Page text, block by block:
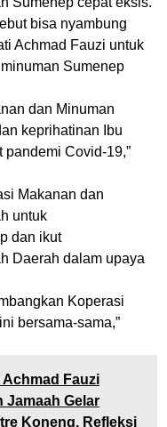
bisa nyambung
Achmad Fauzi untuk
Sumenep
dan Minuman
keprihatinan Ibu
Covid-19,”
Makanan dan
untuk
dan ikut
Daerah dalam upaya
Koperasi
bersama-sama,”
Fauzi
Jamaah Gelar
Koneng, Refleksi